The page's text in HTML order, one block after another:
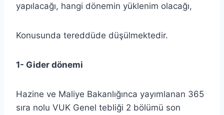
yapılacağı, hangi dönemin yüklenim olacağı,
Konusunda tereddüde düşülmektedir.
1- Gider dönemi
Hazine ve Maliye Bakanlığınca yayımlanan 365
sıra nolu VUK Genel tebliği 2 bölümü son